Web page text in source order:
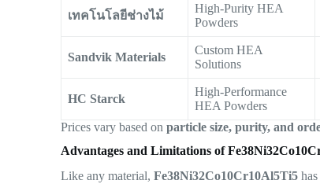
เทคโนโลยีช่างไม้
High-Purity HEA
Powders
Sandvik Materials
Custom HEA
Solutions
HC Starck
High-Performance
HEA Powders
Prices vary based onparticle size, purity, and
Advantages and Limitations of
Like any material,Fe38Ni32Co10Cr10Al5Ti5